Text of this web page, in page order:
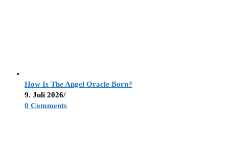
How Is The Angel Oracle Born?
9. Juli 2026/
0 Comments